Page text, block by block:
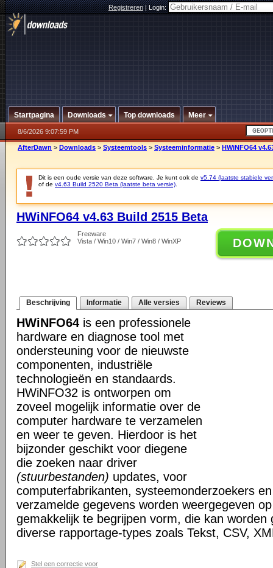
Registreren|Login:
Startpagina Downloads Top downloads Meer
8/6/2026 9:07:59 PM
AfterDawn > Downloads > Systeemtools > Systeeminformatie > HWiNFO64
Dit is een oude versie van deze software. Je kunt ook de v5.74 (laatste stabiele
of de v4.63 Build 2520 Beta (laatste beta versie)
HWiNFO64 v4.63 Build 2515 Beta
Freeware
Vista / Win10 / Win7 / Win8 / WinXP
Beschrijving Informatie Alle versies Reviews
HWiNFO64 is een professionele
hardware en diagnose tool met
ondersteuning voor de nieuwste
componenten, industriële
technologieën en standaards.
HWiNFO32 is ontworpen om
zoveel mogelijk informatie over de
computer hardware te verzamelen
en weer te geven. Hierdoor is het
bijzonder geschikt voor diegene
die zoeken naar driver
(stuurbestanden) updates, voor
computerfabrikanten, systeemonderzoekers
verzamelde gegevens worden weergegeven
gemakkelijk te begrijpen vorm, die kan worden
diverse rapportage-types zoals Tekst, CSV,
Stel een correctie voor